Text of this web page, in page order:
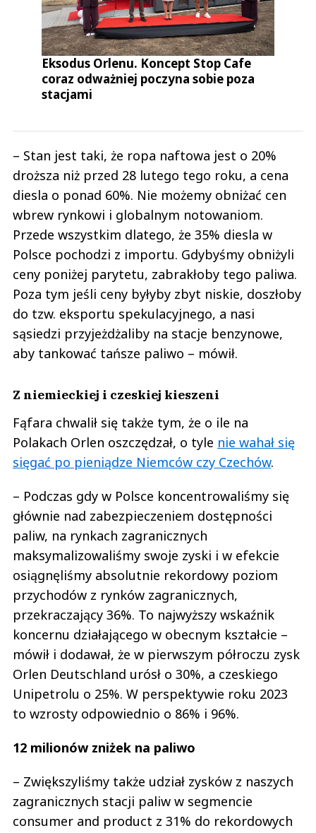
Eksodus Orlenu. Koncept Stop Cafe
coraz odważniej poczyna sobie poza
stacjami
– Stan jest taki, że ropa naftowa jest o 20%
droższa niż przed 28 lutego tego roku, a cena
diesla o ponad 60%. Nie możemy obniżać cen
wbrew rynkowi i globalnym notowaniom.
Przede wszystkim dlatego, że 35% diesla w
Polsce pochodzi z importu. Gdybyśmy obniżyli
ceny poniżej parytetu, zabrakłoby tego paliwa.
Poza tym jeśli ceny byłyby zbyt niskie, doszłoby
do tzw. eksportu spekulacyjnego, a nasi
sąsiedzi przyjeżdżaliby na stacje benzynowe,
aby tankować tańsze paliwo – mówił.
Z niemieckiej i czeskiej kieszeni
Fąfara chwalił się także tym, że o ile na
Polakach Orlen oszczędzał, o tyle nie wahał się
sięgać po pieniądze Niemców czy Czechów.
– Podczas gdy w Polsce koncentrowaliśmy się
głównie nad zabezpieczeniem dostępności
paliw, na rynkach zagranicznych
maksymalizowaliśmy swoje zyski i w efekcie
osiągnęliśmy absolutnie rekordowy poziom
przychodów z rynków zagranicznych,
przekraczający 36%. To najwyższy wskaźnik
koncernu działającego w obecnym kształcie –
mówił i dodawał, że w pierwszym półroczu zysk
Orlen Deutschland urósł o 30%, a czeskiego
Unipetrolu o 25%. W perspektywie roku 2023
to wzrosty odpowiednio o 86% i 96%.
12 milionów zniżek na paliwo
– Zwiększyliśmy także udział zysków z naszych
zagranicznych stacji paliw w segmencie
consumer and product z 31% do rekordowych